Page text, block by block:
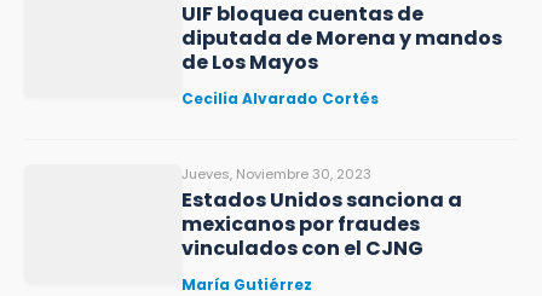
UIF bloquea cuentas de
diputada de Morena y mandos
de Los Mayos
Cecilia Alvarado Cortés
Jueves, Noviembre 30, 2023
Estados Unidos sanciona a
mexicanos por fraudes
vinculados con el CJNG
María Gutiérrez